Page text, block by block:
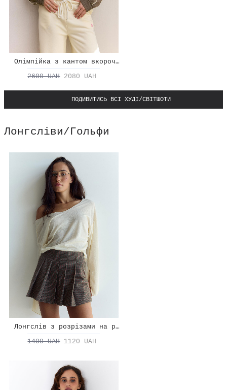
Олімпійка з кантом вкорочена
2600 UAH 2080 UAH
ПОДИВИТИСЬ ВСІ ХУДІ/СВІТШОТИ
Лонгсліви/Гольфи
Лонгслів з розрізами на рукавах
1400 UAH 1120 UAH